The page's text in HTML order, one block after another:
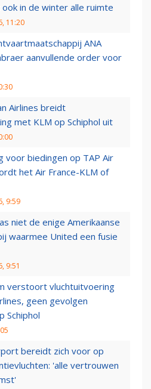
ook in de winter alle ruimte
11:20
ANA
aanvullende order voor
Airlines breidt
met KLM op Schiphol uit
voor biedingen op TAP Air
het Air France-KLM of
9:59
niet de enige Amerikaanse
waarmee United een fusie
9:51
verstoort vluchtuitvoering
geen gevolgen
Schiphol
bereidt zich voor op
'alle vertrouwen